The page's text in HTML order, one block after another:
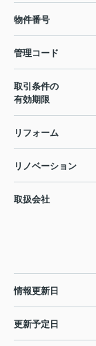
物件番号
管理コード
取引条件の
有効期限
リフォーム
リノベーション
取扱会社
情報更新日
更新予定日